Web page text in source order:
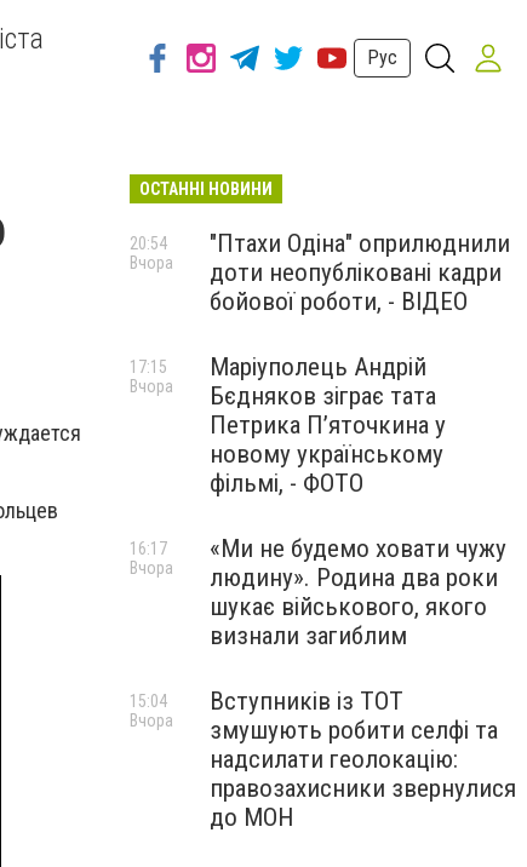
Рус
ОСТАННІ НОВИНИ
"Птахи Одіна" оприлюднили
доти неопубліковані кадри
бойової роботи, - ВІДЕО
20:54
Вчора
Маріуполець Андрій
Бєдняков зіграє тата
Петрика П’яточкина у
новому українському
фільмі, - ФОТО
17:15
Вчора
«Ми не будемо ховати чужу
людину». Родина два роки
шукає військового, якого
визнали загиблим
16:17
Вчора
Вступників із ТОТ
змушують робити селфі та
надсилати геолокацію:
правозахисники звернулися
до МОН
15:04
Вчора